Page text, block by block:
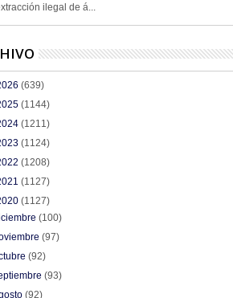
ilegal de á...
(639)
(1144)
(1211)
(1124)
(1208)
(1127)
(1127)
(100)
(97)
(92)
(93)
(92)